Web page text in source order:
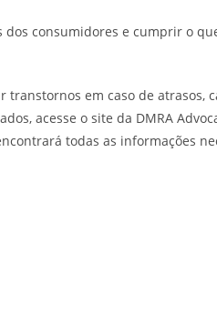
consumidores e cumprir o
em caso de atrasos,
acesse o site da DMRA
todas as informações